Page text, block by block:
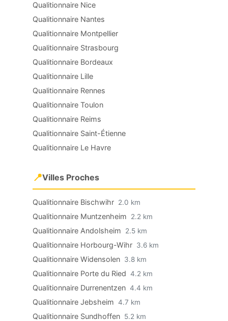
Qualitionnaire Nice
Qualitionnaire Nantes
Qualitionnaire Montpellier
Qualitionnaire Strasbourg
Qualitionnaire Bordeaux
Qualitionnaire Lille
Qualitionnaire Rennes
Qualitionnaire Toulon
Qualitionnaire Reims
Qualitionnaire Saint-Étienne
Qualitionnaire Le Havre
📍Villes Proches
Qualitionnaire Bischwihr 2.0 km
Qualitionnaire Muntzenheim 2.2 km
Qualitionnaire Andolsheim 2.5 km
Qualitionnaire Horbourg-Wihr 3.6 km
Qualitionnaire Widensolen 3.8 km
Qualitionnaire Porte du Ried 4.2 km
Qualitionnaire Durrenentzen 4.4 km
Qualitionnaire Jebsheim 4.7 km
Qualitionnaire Sundhoffen 5.2 km